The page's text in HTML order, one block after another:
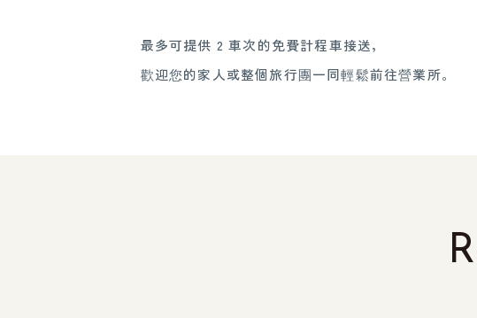
最多可提供 2 車次的免費計程車接送，
歡迎您的家人或整個旅行團一同輕鬆前往營業所。